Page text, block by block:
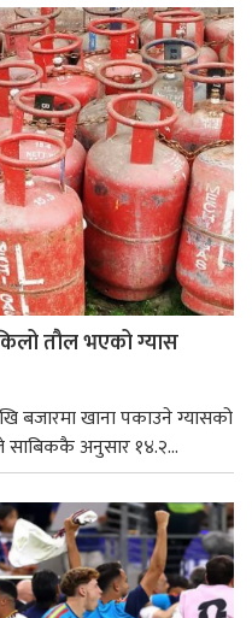
तौल भएको ग्यास
खाना पकाउने ग्यासको
साबिककै अनुसार १४.२...